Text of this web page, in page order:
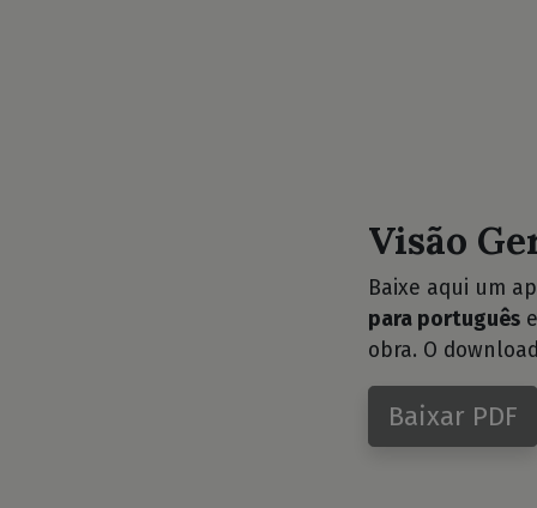
Visão
Baixe aqui um
para português
obra. O
Baixar PDF